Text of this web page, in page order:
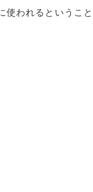
使われるというこ